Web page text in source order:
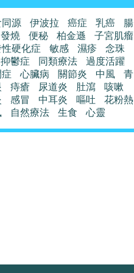
源 伊波拉 癌症 乳癌
腸
發燒
便秘 柏金遜
子宮肌瘤
硬化症
敏感 濕疹
念珠
抑鬱症
同類療法
過度活躍
心臟病 關節炎 中風
青
痔瘡 尿道炎 肚瀉
咳嗽
感冒 中耳炎 嘔吐
花粉熱
自然療法 生食 心靈